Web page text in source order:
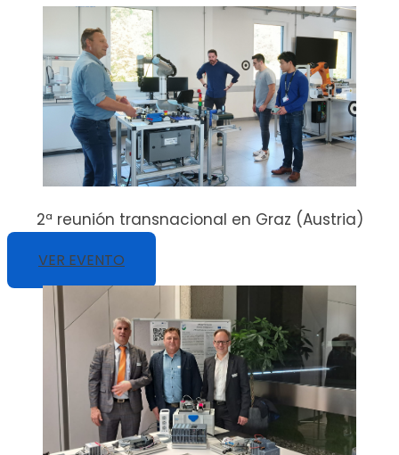
2ª reunión transnacional en Graz (Austria)
VER EVENTO